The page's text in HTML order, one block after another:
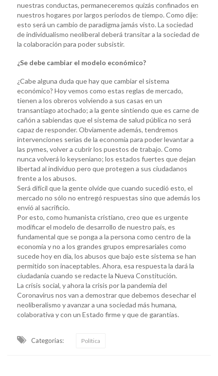
nuestras conductas, permaneceremos quizás confinados en
nuestros hogares por largos períodos de tiempo. Como dije:
esto será un cambio de paradigma jamás visto. La sociedad
de individualismo neoliberal deberá transitar a la sociedad de
la colaboración para poder subsistir.
¿Se debe cambiar el modelo económico?
¿Cabe alguna duda que hay que cambiar el sistema
económico? Hoy vemos como estas reglas de mercado,
tienen a los obreros volviendo a sus casas en un
transantiago atochado; a la gente sintiendo que es carne de
cañón a sabiendas que el sistema de salud pública no será
capaz de responder. Obviamente además, tendremos
intervenciones serias de la economía para poder levantar a
las pymes, volver a cubrir los puestos de trabajo. Como
nunca volverá lo keyseniano; los estados fuertes que dejan
libertad al individuo pero que protegen a sus ciudadanos
frente a los abusos.
Será difícil que la gente olvide que cuando sucedió esto, el
mercado no sólo no entregó respuestas sino que además los
envió al sacrificio.
Por esto, como humanista cristiano, creo que es urgente
modificar el modelo de desarrollo de nuestro país, es
fundamental que se ponga a la persona como centro de la
economía y no a los grandes grupos empresariales como
sucede hoy en día, los abusos que bajo este sistema se han
permitido son inaceptables. Ahora, esa respuesta la dará la
ciudadanía cuando se redacte la Nueva Constitución.
La crisis social, y ahora la crisis por la pandemia del
Coronavirus nos van a demostrar que debemos desechar el
neoliberalismo y avanzar a una sociedad más humana,
colaborativa y con un Estado firme y que de garantías.
Categorias: Política